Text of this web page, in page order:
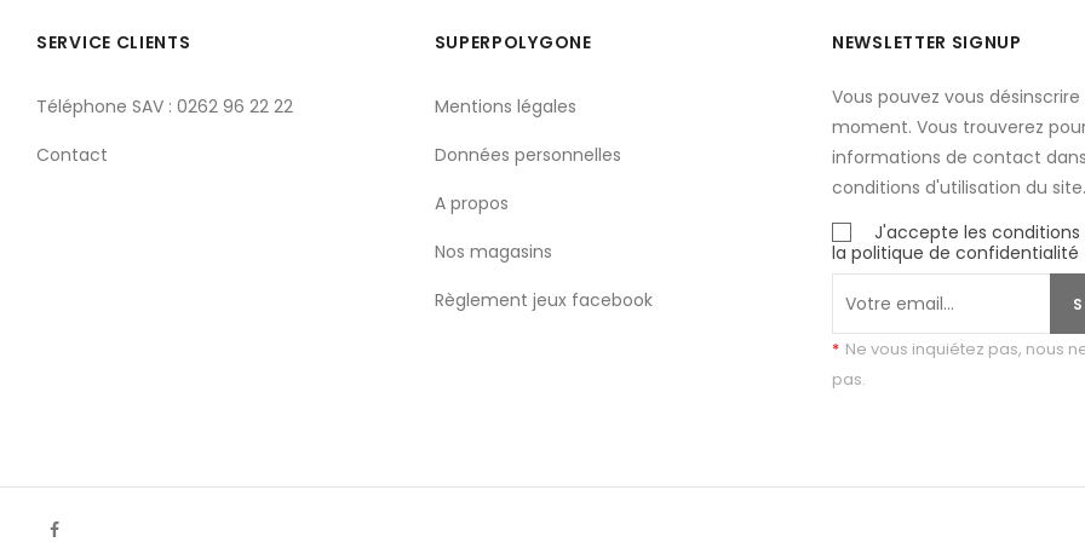
SERVICE CLIENTS
Téléphone SAV : 0262 96 22 22
Contact
SUPERPOLYGONE
Mentions légales
Données personnelles
A propos
Nos magasins
Règlement jeux facebook
NEWSLETTER SIGNUP
Vous pouvez vous
moment. Vous trouverez
informations de contact
conditions d'utilisation du site.
J'accepte les
la politique de confidentialité
* Ne vous inquiétez pas, nous
pas.